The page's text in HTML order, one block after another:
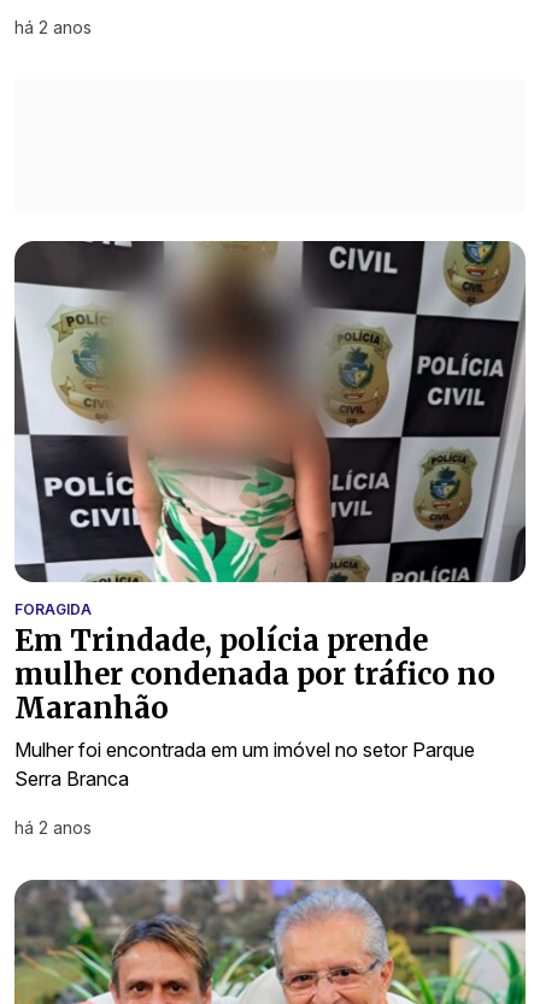
há 2 anos
FORAGIDA
Em Trindade, polícia prende
mulher condenada por tráfico no
Maranhão
Mulher foi encontrada em um imóvel no setor Parque
Serra Branca
há 2 anos